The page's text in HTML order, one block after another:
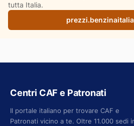
tutta Italia.
Centri CAF e Patronati
Il portale italiano per trovare CAF e
Patronati vicino a te. Oltre 11.000 sedi